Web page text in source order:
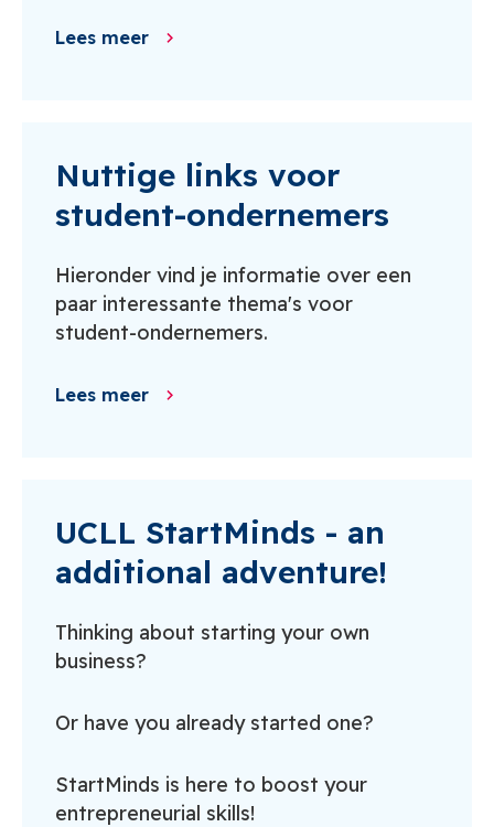
Lees meer
Nuttige links voor
student-ondernemers
Hieronder vind je informatie over een
paar interessante thema's voor
student-ondernemers.
Lees meer
UCLL StartMinds - an
additional adventure!
Thinking about starting your own
business?
Or have you already started one?
StartMinds is here to boost your
entrepreneurial skills!